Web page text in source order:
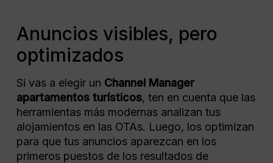
Anuncios visibles, pero
optimizados
Si vas a elegir un Channel Manager
apartamentos turísticos​, ten en cuenta que las
herramientas más modernas analizan tus
alojamientos en las OTAs. Luego, los optimizan
para que tus anuncios aparezcan en los
primeros puestos de los resultados de